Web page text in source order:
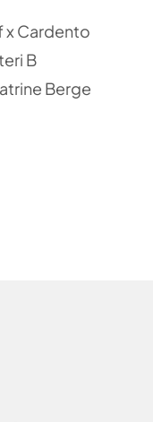
x Cardento
B
Berge